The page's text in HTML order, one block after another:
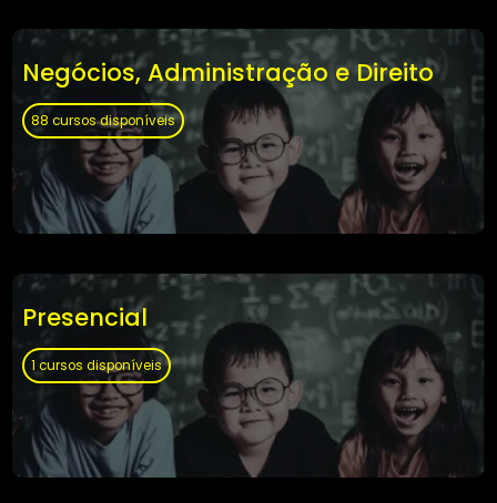
11 cursos disponíveis
Negócios, Administração e Direito
88 cursos disponíveis